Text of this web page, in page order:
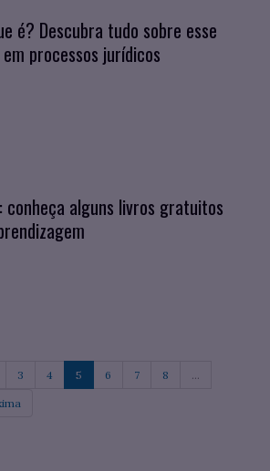
é? Descubra tudo sobre esse
processos jurídicos
conheça alguns livros gratuitos
3 4 5 6 7 8 ...